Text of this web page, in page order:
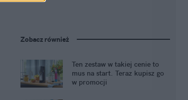
Zobacz również
Ten zestaw w takiej cenie to
mus na start. Teraz kupisz go
w promocji